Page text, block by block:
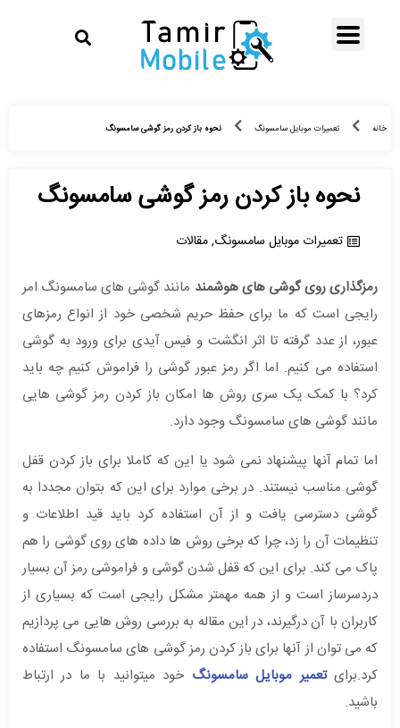
خانه تعمیرات موبایل سامسونگ نحوه باز کردن رمز گوشی سامسونگ
نحوه باز کردن رمز گوشی سامسونگ
تعمیرات موبایل سامسونگ,مقالات
رمزگذاری روی گوشی های هوشمند مانند گوشی های سامسونگ امر
رایجی است که ما برای حفظ حریم شخصی خود از انواع رمزهای
عبور، از عدد گرفته تا اثر انگشت و فیس آیدی برای ورود به گوشی
استفاده می کنیم. اما اگر رمز عبور گوشی را فراموش کنیم چه باید
کرد؟ با کمک یک سری روش ها امکان باز کردن رمز گوشی هایی
مانند گوشی های سامسونگ وجود دارد.
اما تمام آنها پیشنهاد نمی شود یا این که کاملا برای باز کردن قفل
گوشی مناسب نیستند. در برخی موارد برای این که بتوان مجددا به
گوشی دسترسی یافت و از آن استفاده کرد باید قید اطلاعات و
تنظیمات آن را زد، چرا که برخی روش ها داده های روی گوشی را هم
پاک می کند. برای این که قفل شدن گوشی و فراموشی رمز آن بسیار
دردسرساز است و از همه مهمتر مشکل رایجی است که بسیاری از
کاربران با آن درگیرند، در این مقاله به بررسی روش هایی می پردازیم
که می توان از آنها برای باز کردن رمز گوشی های سامسونگ استفاده
کرد.برایتعمیر موبایل سامسونگ خود میتوانید با ما در ارتباط
باشید.